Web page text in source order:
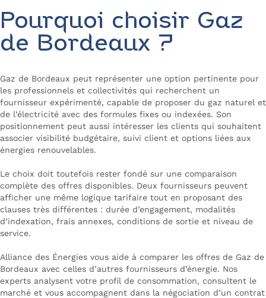
Pourquoi choisir Gaz
de Bordeaux ?
Gaz de Bordeaux peut représenter une option pertinente pour
les professionnels et collectivités qui recherchent un
fournisseur expérimenté, capable de proposer du gaz naturel et
de l’électricité avec des formules fixes ou indexées. Son
positionnement peut aussi intéresser les clients qui souhaitent
associer visibilité budgétaire, suivi client et options liées aux
énergies renouvelables.
Le choix doit toutefois rester fondé sur une comparaison
complète des offres disponibles. Deux fournisseurs peuvent
afficher une même logique tarifaire tout en proposant des
clauses très différentes : durée d’engagement, modalités
d’indexation, frais annexes, conditions de sortie et niveau de
service.
Alliance des Énergies vous aide à comparer les offres de Gaz de
Bordeaux avec celles d’autres fournisseurs d’énergie. Nos
experts analysent votre profil de consommation, consultent le
marché et vous accompagnent dans la négociation d’un contrat